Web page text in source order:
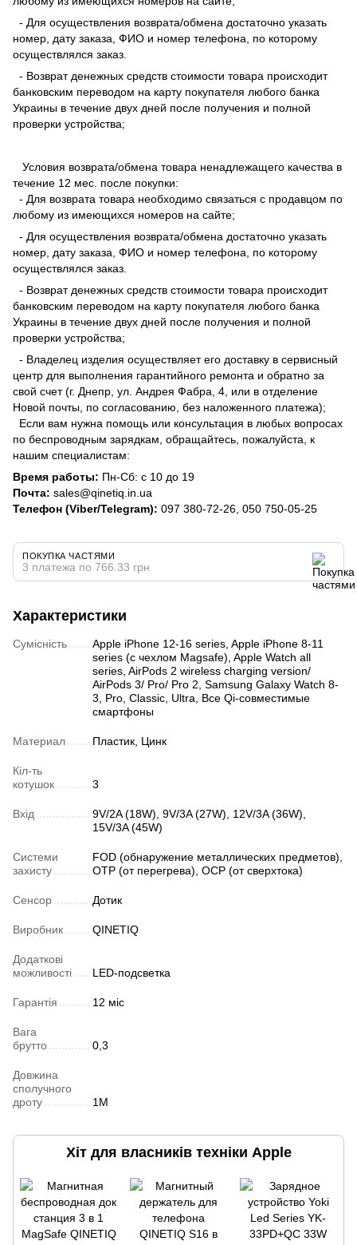
- Для осуществления возврата/обмена достаточно указать
номер, дату заказа, ФИО и номер телефона, по которому
осуществлялся заказ.
- Возврат денежных средств стоимости товара происходит
банковским переводом на карту покупателя любого банка
Украины в течение двух дней после получения и полной
проверки устройства;
Условия возврата/обмена товара ненадлежащего качества в
течение 12 мес. после покупки:
- Для возврата товара необходимо связаться с продавцом по
любому из имеющихся номеров на сайте;
- Для осуществления возврата/обмена достаточно указать
номер, дату заказа, ФИО и номер телефона, по которому
осуществлялся заказ.
- Возврат денежных средств стоимости товара происходит
банковским переводом на карту покупателя любого банка
Украины в течение двух дней после получения и полной
проверки устройства;
- Владелец изделия осуществляет его доставку в сервисный
центр для выполнения гарантийного ремонта и обратно за
свой счет (г. Днепр, ул. Андрея Фабра, 4, или в отделение
Новой почты, по согласованию, без наложенного платежа);
Если вам нужна помощь или консультация в любых вопросах
по беспроводным зарядкам, обращайтесь, пожалуйста, к
нашим специалистам:
Время работы: Пн-Сб: с 10 до 19
Почта: sales@qinetiq.in.ua
Телефон (Viber/Telegram): 097 380-72-26, 050 750-05-25
ПОКУПКА ЧАСТЯМИ
3 платежа по 766.33 грн
Характеристики
Сумісність
Apple iPhone 12-16 series, Apple iPhone 8-11
series (с чехлом Magsafe), Apple Watch all
series, AirPods 2 wireless charging version/
AirPods 3/ Pro/ Pro 2, Samsung Galaxy Watch 8-
3, Pro, Classic, Ultra, Все Qi-совместимые
смартфоны
Материал Пластик, Цинк
Кіл-ть
котушок
3
Вхід
9V/2A (18W), 9V/3A (27W), 12V/3A (36W),
15V/3A (45W)
Системи
захисту
FOD (обнаружение металлических предметов),
OTP (от перегрева), OCP (от сверхтока)
Сенсор Дотик
Виробник QINETIQ
Додаткові
можливості
LED-подсветка
Гарантія 12 міс
Вага
брутто
0,3
Довжина
сполучного
дроту
1М
Хіт для власників техніки Apple